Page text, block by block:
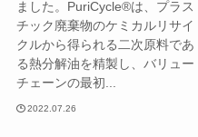
ました。PuriCycle®は、プラス
チック廃棄物のケミカルリサイ
クルから得られる二次原料であ
る熱分解油を精製し、バリュー
チェーンの最初...
2022.07.26